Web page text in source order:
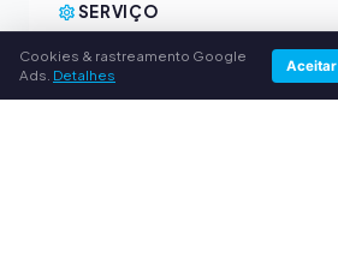
SERVIÇO
Sobre nós
Política de privacidade
Cookies & rastreamento Google
Ads. Detalhes Aceitar